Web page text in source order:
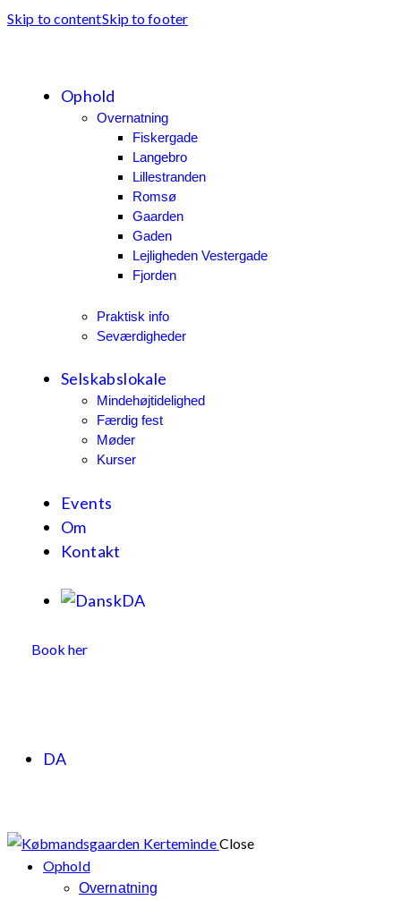
Skip to contentSkip to footer
Ophold
Overnatning
Fiskergade
Langebro
Lillestranden
Romsø
Gaarden
Gaden
Lejligheden Vestergade
Fjorden
Praktisk info
Seværdigheder
Selskabslokale
Mindehøjtidelighed
Færdig fest
Møder
Kurser
Events
Om
Kontakt
DA
Book her
DA
Close
Ophold
Overnatning